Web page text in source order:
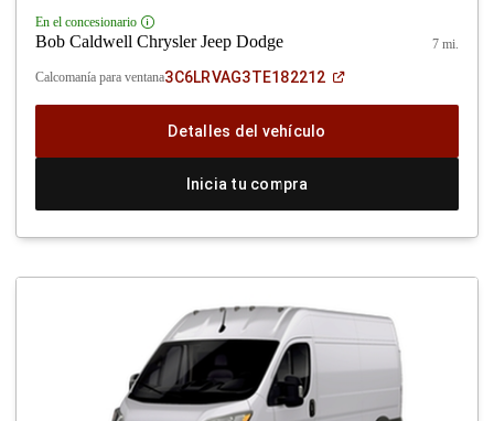
En el concesionario Disclosure
Bob Caldwell Chrysler Jeep Dodge 7 mi.
Calcomanía para ventana3C6LRVAG3TE182212
(Abrir
una
Detalles del vehículo
Inicia tu compra